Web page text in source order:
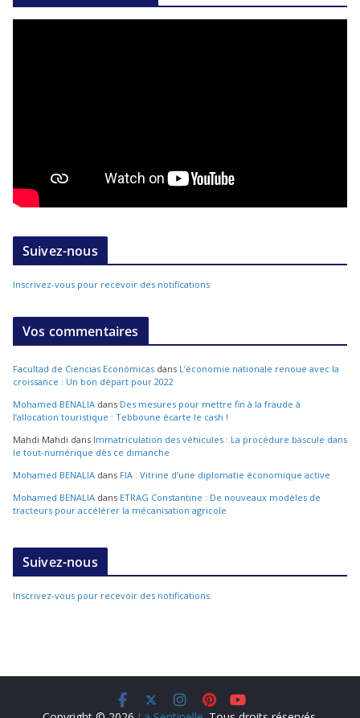
Suivez-nous
Inscrivez-vous pour recevoir des notifications
Vos commentaires
Facultad de Ciencias Económicas dans L’économie nationale renoue avec la
croissance : Un bon départ pour 2022
Mohamed BENALIA dans Des mesures pour mettre fin à la fraude à
l’allocation touristique : Tebboune écarte le cash !
Mahdi Mahdi dans Immatriculation des véhicules : La procédure bascule dans
le tout-numérique dès ce dimanche
Mohamed BENALIA dans FIA : Vitrine d’une diplomatie économique active
Mohamed BENALIA dans ETRAG Constantine : De nouveaux modèles de
tracteurs pour accélérer la mécanisation agricole
Suivez-nous
Inscrivez-vous pour recevoir des notifications